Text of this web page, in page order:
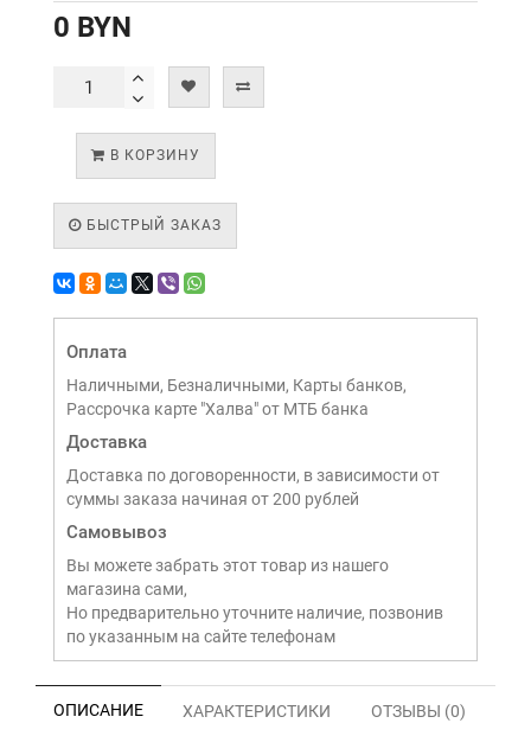
0 BYN
В КОРЗИНУ
БЫСТРЫЙ ЗАКАЗ
Оплата
Наличными, Безналичными, Карты банков,
Рассрочка карте "Халва" от МТБ банка
Доставка
Доставка по договоренности, в зависимости от
суммы заказа начиная от 200 рублей
Самовывоз
Вы можете забрать этот товар из нашего
магазина сами,
Но предварительно уточните наличие, позвонив
по указанным на сайте телефонам
ОПИСАНИЕ ХАРАКТЕРИСТИКИ ОТЗЫВЫ (0)